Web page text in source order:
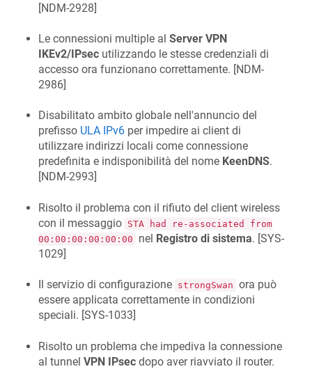
[NDM-2928]
Le connessioni multiple al Server VPN
IKEv2/IPsec utilizzando le stesse credenziali di
accesso ora funzionano correttamente. [NDM-
2986]
Disabilitato ambito globale nell'annuncio del
prefisso ULA IPv6 per impedire ai client di
utilizzare indirizzi locali come connessione
predefinita e indisponibilità del nome KeenDNS.
[NDM-2993]
Risolto il problema con il rifiuto del client wireless
con il messaggio STA had re-associated from
00:00:00:00:00:00
nel Registro di sistema. [SYS-
1029]
Il servizio di configurazione strongSwan ora può
essere applicata correttamente in condizioni
speciali. [SYS-1033]
Risolto un problema che impediva la connessione
al tunnel VPN IPsec dopo aver riavviato il router.